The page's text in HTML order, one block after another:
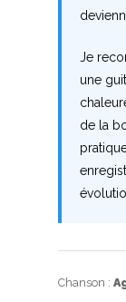
Je
une
de la
Chanson :